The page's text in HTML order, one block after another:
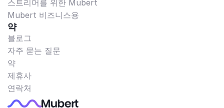
스트리머를 위한 Mubert
Mubert 비즈니스용
약
블로그
자주 묻는 질문
약
제휴사
연락처